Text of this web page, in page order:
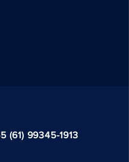
(61) 99345-1913